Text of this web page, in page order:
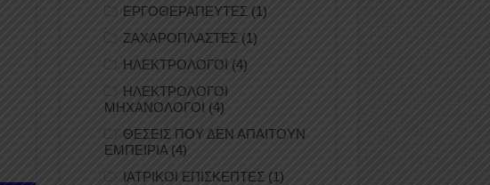
ΕΡΓΟΘΕΡΑΠΕΥΤΕΣ (1)
ΖΑΧΑΡΟΠΛΑΣΤΕΣ (1)
ΗΛΕΚΤΡΟΛΟΓΟΙ (4)
ΗΛΕΚΤΡΟΛΟΓΟΙ
ΜΗΧΑΝΟΛΟΓΟΙ (4)
ΘΕΣΕΙΣ ΠΟΥ ΔΕΝ ΑΠΑΙΤΟΥΝ
ΕΜΠΕΙΡΙΑ(4)
ΙΑΤΡΙΚΟΙ ΕΠΙΣΚΕΠΤΕΣ (1)